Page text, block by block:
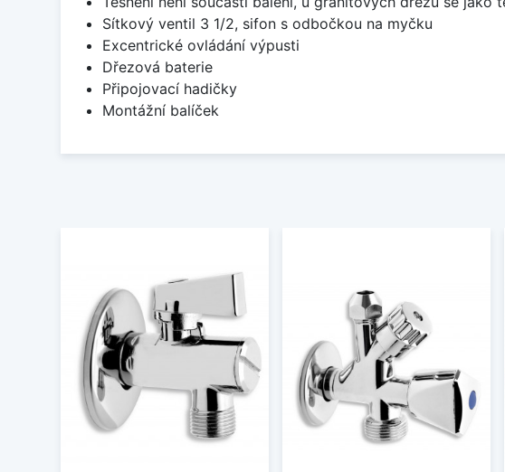
Sítkový ventil 3 1/2, sifon s odbočkou na myčku
Excentrické ovládání výpusti
Dřezová baterie
Připojovací hadičky
Montážní balíček